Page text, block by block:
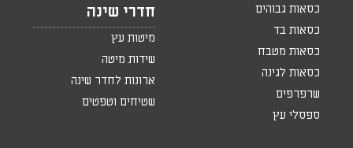
כסאות גבוהים
כסאות בד
כסאות מטבח
כסאות לגינה
שרפרפים
ספסלי עץ
חדרי שינה
מיטות עץ
שידות מיטה
ארונות לחדר שינה
שטיחים וטפטים